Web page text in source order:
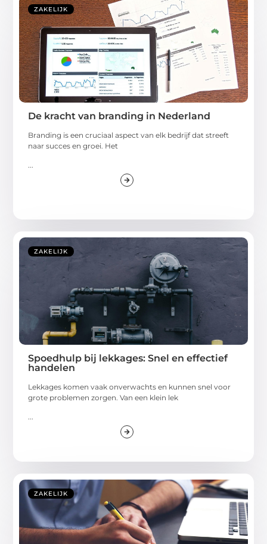
ZAKELIJK
De kracht van branding in Nederland
Branding is een cruciaal aspect van elk bedrijf dat streeft
naar succes en groei. Het
ZAKELIJK
Spoedhulp bij lekkages: Snel en effectief
handelen
Lekkages komen vaak onverwachts en kunnen snel voor
grote problemen zorgen. Van een klein lek
...
ZAKELIJK